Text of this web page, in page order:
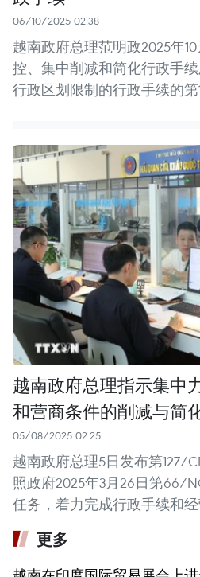
06/10/2025 02:38
越南政府总理范明政2025年
控、集中削减和简化行政手
行政区划限制的行政手续的第
越南政府总理指示集中
和营商条件的削减与简
05/08/2025 02:25
越南政府总理5日发布第127/
照政府2025年3月26日第66/
任务，着力完成行政手续和经
更多